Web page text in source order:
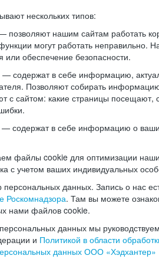
нескольких типов:
позволяют нашим сайтам работать
могут работать неправильно.
или обеспечение безопасности.
— содержат в себе информацию,
Позволяют собирать
с сайтом: какие страницы посещают,
— содержат в себе информацию о
файлы cookie для оптимизации
с учетом ваших индивидуальных
данных. Запись о нас
Роскомнадзора. Там вы можете
нами файлов cookie.
данных мы
и Политикой в области
данных ООО «Хэдхантер»